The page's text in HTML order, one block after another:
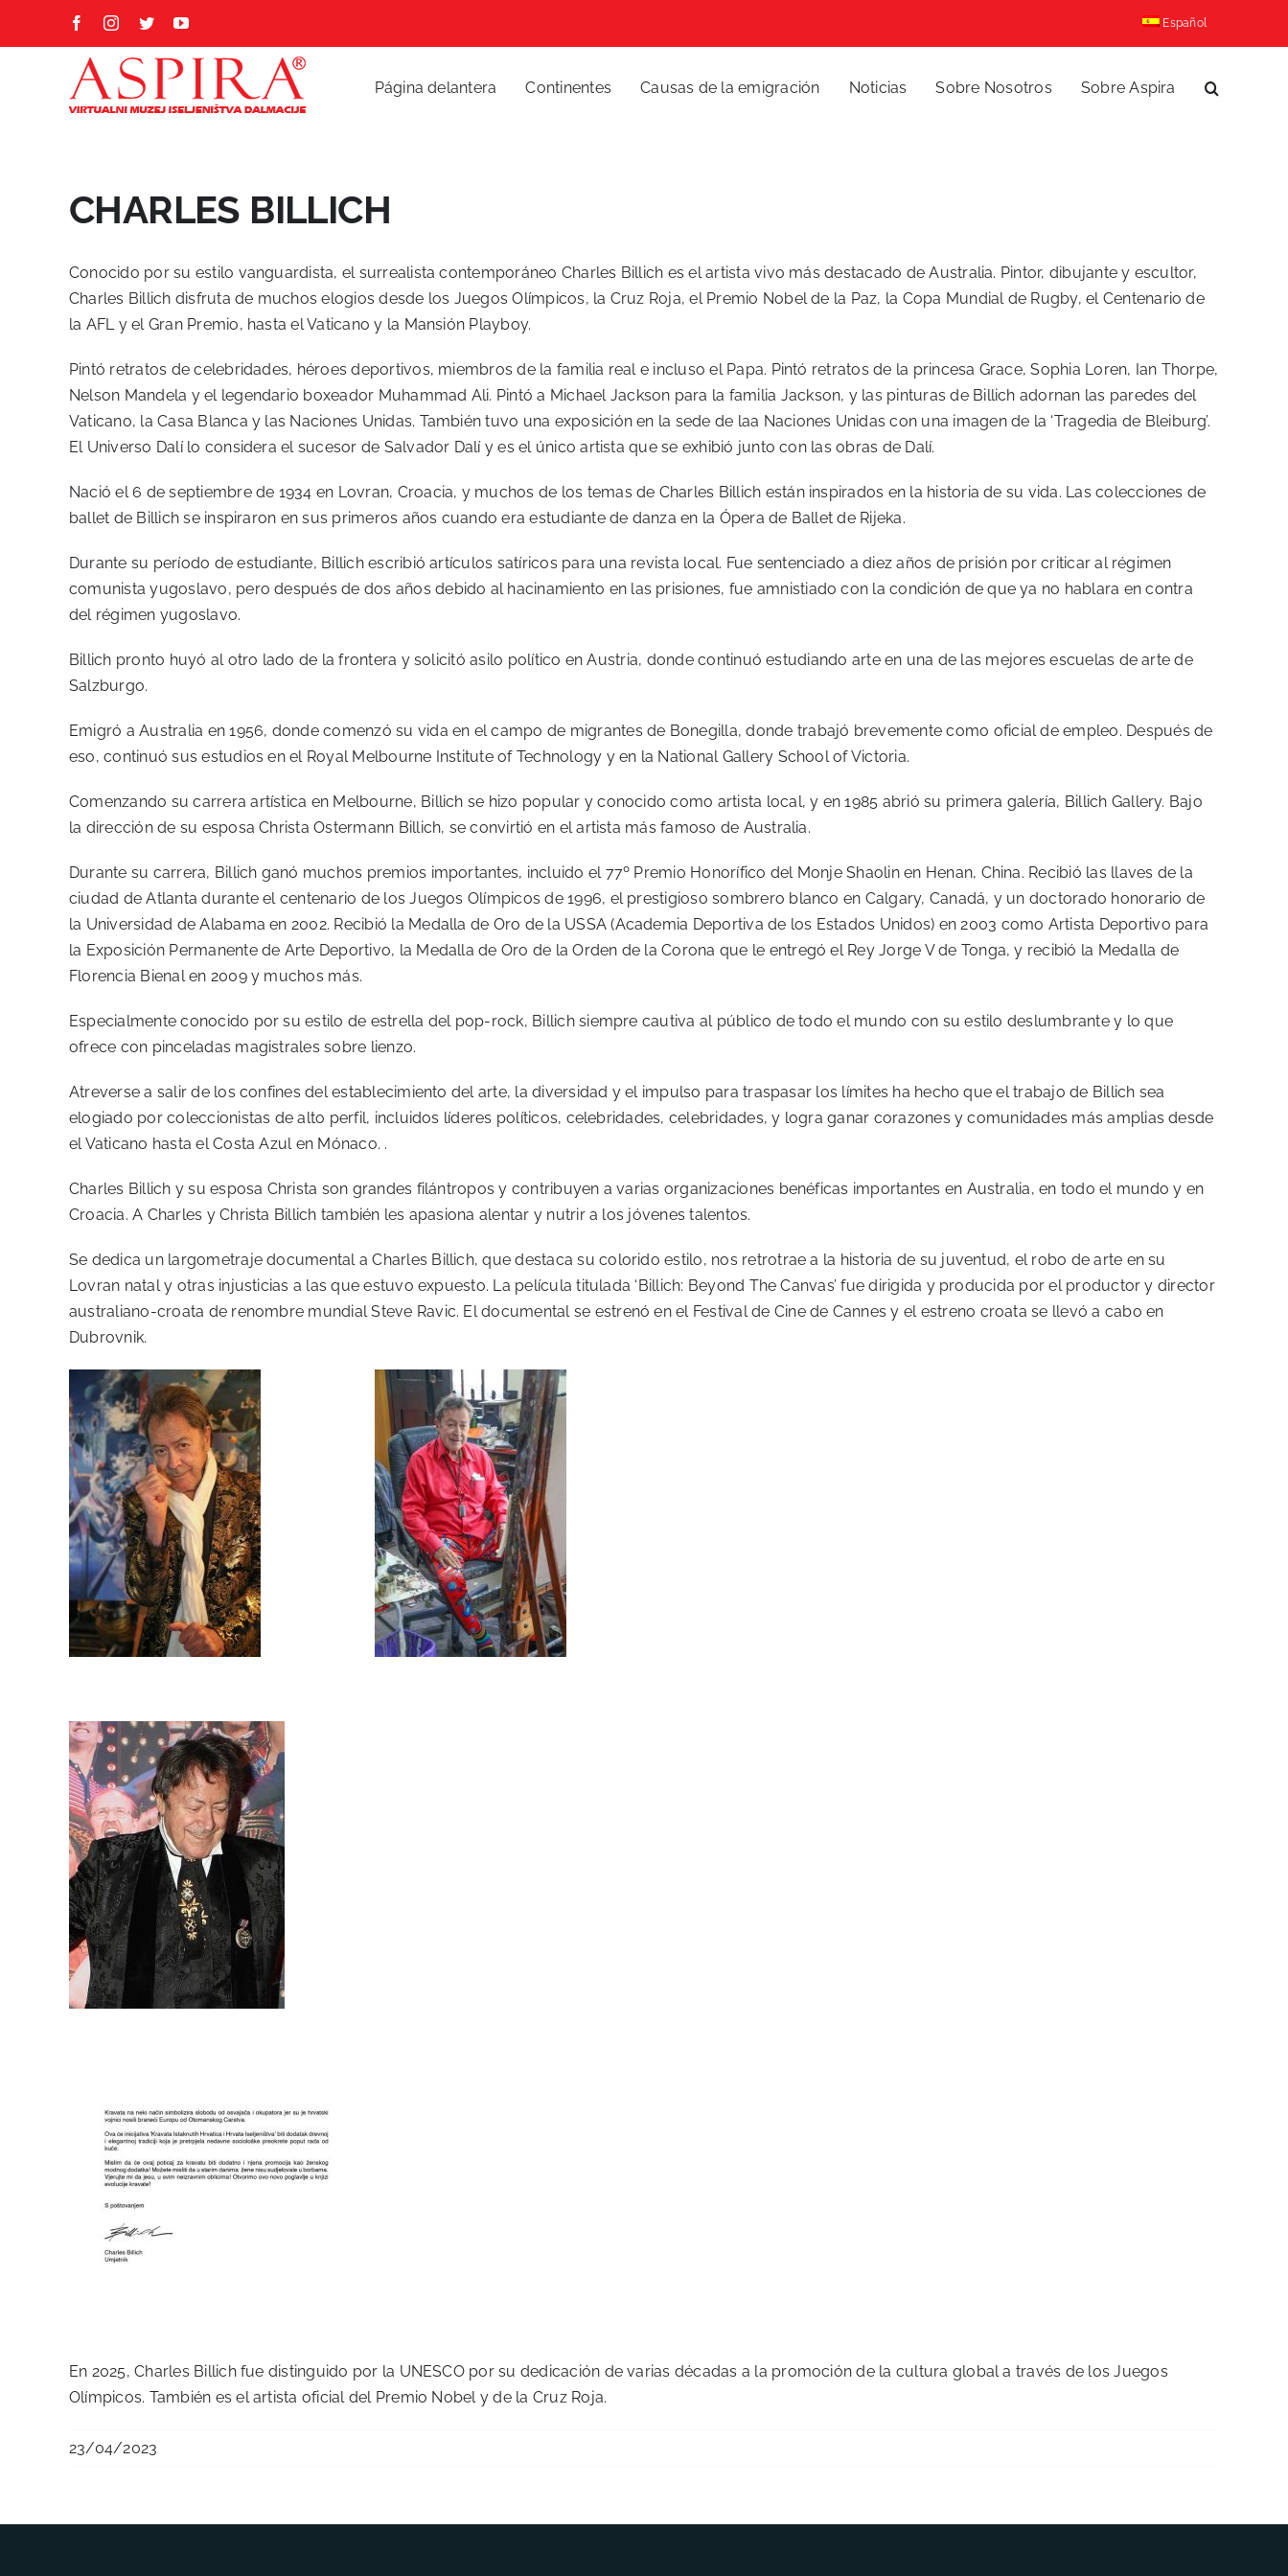
FacebookInstagram
TwitterYouTube Español
Página delantera Continentes Causas de la emigración Noticias Sobre Nosotros Sobre Aspira
CHARLES BILLICH
Conocido por su estilo vanguardista, el surrealista contemporáneo Charles Billich es el artista vivo más destacado de Australia. Pintor, dibujante y escultor,
Charles Billich disfruta de muchos elogios desde los Juegos Olímpicos, la Cruz Roja, el Premio Nobel de la Paz, la Copa Mundial de Rugby, el Centenario de
la AFL y el Gran Premio, hasta el Vaticano y la Mansión Playboy.
Pintó retratos de celebridades, héroes deportivos, miembros de la familia real e incluso el Papa. Pintó retratos de la princesa Grace, Sophia Loren, Ian Thorpe,
Nelson Mandela y el legendario boxeador Muhammad Ali. Pintó a Michael Jackson para la familia Jackson, y las pinturas de Billich adornan las paredes del
Vaticano, la Casa Blanca y las Naciones Unidas. También tuvo una exposición en la sede de laa Naciones Unidas con una imagen de la ‘Tragedia de Bleiburg’.
El Universo Dalí lo considera el sucesor de Salvador Dalí y es el único artista que se exhibió junto con las obras de Dalí.
Nació el 6 de septiembre de 1934 en Lovran, Croacia, y muchos de los temas de Charles Billich están inspirados en la historia de su vida. Las colecciones de
ballet de Billich se inspiraron en sus primeros años cuando era estudiante de danza en la Ópera de Ballet de Rijeka.
Durante su período de estudiante, Billich escribió artículos satíricos para una revista local. Fue sentenciado a diez años de prisión por criticar al régimen
comunista yugoslavo, pero después de dos años debido al hacinamiento en las prisiones, fue amnistiado con la condición de que ya no hablara en contra
del régimen yugoslavo.
Billich pronto huyó al otro lado de la frontera y solicitó asilo político en Austria, donde continuó estudiando arte en una de las mejores escuelas de arte de
Salzburgo.
Emigró a Australia en 1956, donde comenzó su vida en el campo de migrantes de Bonegilla, donde trabajó brevemente como oficial de empleo. Después de
eso, continuó sus estudios en el Royal Melbourne Institute of Technology y en la National Gallery School of Victoria.
Comenzando su carrera artística en Melbourne, Billich se hizo popular y conocido como artista local, y en 1985 abrió su primera galería, Billich Gallery. Bajo
la dirección de su esposa Christa Ostermann Billich, se convirtió en el artista más famoso de Australia.
Durante su carrera, Billich ganó muchos premios importantes, incluido el 77º Premio Honorífico del Monje Shaolin en Henan, China. Recibió las llaves de la
ciudad de Atlanta durante el centenario de los Juegos Olímpicos de 1996, el prestigioso sombrero blanco en Calgary, Canadá, y un doctorado honorario de
la Universidad de Alabama en 2002. Recibió la Medalla de Oro de la USSA (Academia Deportiva de los Estados Unidos) en 2003 como Artista Deportivo para
la Exposición Permanente de Arte Deportivo, la Medalla de Oro de la Orden de la Corona que le entregó el Rey Jorge V de Tonga, y recibió la Medalla de
Florencia Bienal en 2009 y muchos más.
Especialmente conocido por su estilo de estrella del pop-rock, Billich siempre cautiva al público de todo el mundo con su estilo deslumbrante y lo que
ofrece con pinceladas magistrales sobre lienzo.
Atreverse a salir de los confines del establecimiento del arte, la diversidad y el impulso para traspasar los límites ha hecho que el trabajo de Billich sea
elogiado por coleccionistas de alto perfil, incluidos líderes políticos, celebridades, celebridades, y logra ganar corazones y comunidades más amplias desde
el Vaticano hasta el Costa Azul en Mónaco. .
Charles Billich y su esposa Christa son grandes filántropos y contribuyen a varias organizaciones benéficas importantes en Australia, en todo el mundo y en
Croacia. A Charles y Christa Billich también les apasiona alentar y nutrir a los jóvenes talentos.
Se dedica un largometraje documental a Charles Billich, que destaca su colorido estilo, nos retrotrae a la historia de su juventud, el robo de arte en su
Lovran natal y otras injusticias a las que estuvo expuesto. La película titulada ‘Billich: Beyond The Canvas’ fue dirigida y producida por el productor y director
australiano-croata de renombre mundial Steve Ravic. El documental se estrenó en el Festival de Cine de Cannes y el estreno croata se llevó a cabo en
Dubrovnik.
En 2025, Charles Billich fue distinguido por la UNESCO por su dedicación de varias décadas a la promoción de la cultura global a través de los Juegos
Olímpicos. También es el artista oficial del Premio Nobel y de la Cruz Roja.
23/04/2023